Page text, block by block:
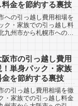
金を節約する裏技
への引っ越し費用相場を
ク・家族での引っ越し料
九州市から札幌市への引
幌市までは約2000km...
市の引っ越し費用
単身パック・家族
を節約する裏技
の引っ越し費用相場を徹
・家族での引っ越し料金